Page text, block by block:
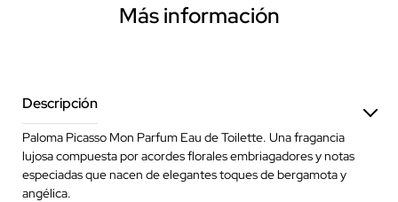
Más información
Descripción
Paloma Picasso Mon Parfum Eau de Toilette. Una fragancia
lujosa compuesta por acordes florales embriagadores y notas
especiadas que nacen de elegantes toques de bergamota y
angélica.